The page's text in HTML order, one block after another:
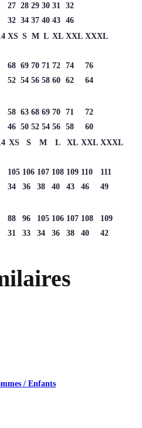
27 28 29 30 31
32
32 34 37 40 43 46
XS S M L XL XXL XXXL
68 69 70 71 72 74
76
52 54 56 58 60 62
64
58 63 68 69 70 71
72
46 50 52 54 56 58
60
XS S M L XL XXL XXXL
105 106 107 108 109 110
111
34 36 38 40 43 46
49
88 96 105 106 107 108
109
31 33 34 36 38 40 42
/ Enfants